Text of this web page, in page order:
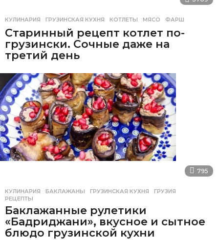
КУЛИНАРИЯ ГРУЗИНСКАЯ КУХНЯ ,КОТЛЕТЫ ,МЯСО ,ФАРШ
Старинный рецепт котлет по-
грузински. Сочные даже на
третий день
795
КУЛИНАРИЯ БАКЛАЖАНЫ ,ГРУЗИНСКАЯ КУХНЯ ,ГРУЗИЯ
РЕЦЕПТЫ
Баклажанные рулетики
«Бадриджани», вкусное и сытное
блюдо грузинской кухни